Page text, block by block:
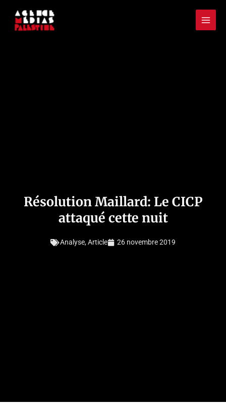
contenu
Main
Résolution Maillard: Le CICP
attaqué cette nuit
Analyse,Article 26 novembre 2019